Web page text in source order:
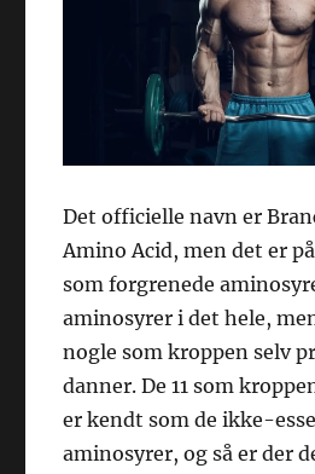
Det officielle navn er
Amino Acid, men det er
som forgrenede
aminosyrer i det hele,
nogle som kroppen selv
danner. De 11 som
er kendt som de ikke-
aminosyrer, og så er der